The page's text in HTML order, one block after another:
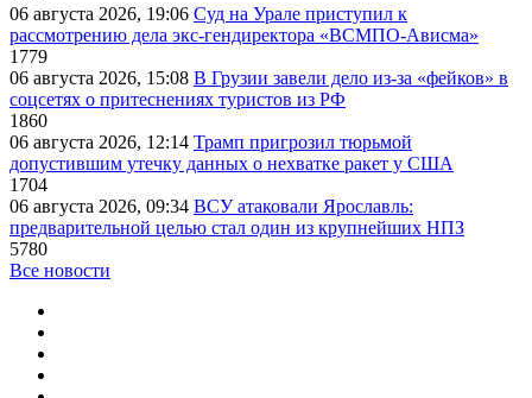
06 августа 2026, 19:06 Суд на Урале приступил к
рассмотрению дела экс-гендиректора «ВСМПО-Ависма»
1779
06 августа 2026, 15:08 В Грузии завели дело из-за «фейков» в
соцсетях о притеснениях туристов из РФ
1860
06 августа 2026, 12:14 Трамп пригрозил тюрьмой
допустившим утечку данных о нехватке ракет у США
1704
06 августа 2026, 09:34 ВСУ атаковали Ярославль:
предварительной целью стал один из крупнейших НПЗ
5780
Все новости